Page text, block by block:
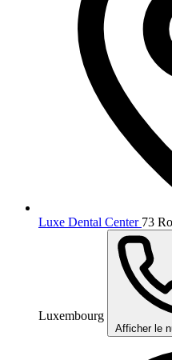
Luxe Dental Center 73
Luxembourg
Afficher le